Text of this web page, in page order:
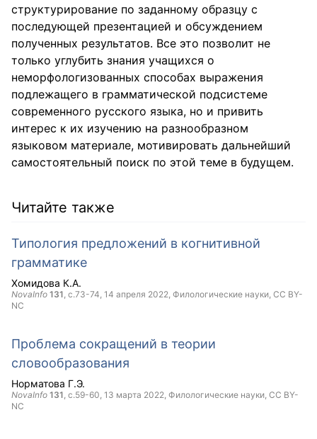
структурирование по заданному образцу с
последующей презентацией и обсуждением
полученных результатов. Все это позволит не
только углубить знания учащихся о
неморфологизованных способах выражения
подлежащего в грамматической подсистеме
современного русского языка, но и привить
интерес к их изучению на разнообразном
языковом материале, мотивировать дальнейший
самостоятельный поиск по этой теме в будущем.
Читайте также
Типология предложений в когнитивной
грамматике
Хомидова К.А.
NovaInfo 131, с.73-74, 14 апреля 2022, Филологические науки, CC BY-
NC
Проблема сокращений в теории
словообразования
Норматова Г.Э.
NovaInfo 131, с.59-60, 13 марта 2022, Филологические науки, CC BY-
NC